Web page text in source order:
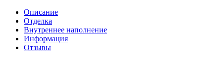
Описание
Отделка
Внутреннее наполнение
Информация
Отзывы